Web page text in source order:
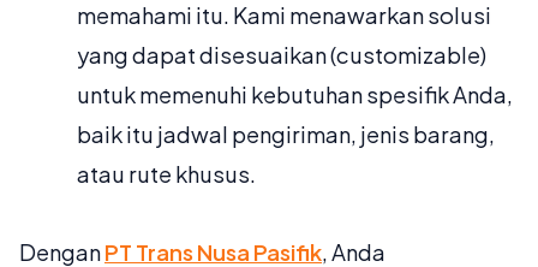
memahami itu. Kami menawarkan solusi
yang dapat disesuaikan (customizable)
untuk memenuhi kebutuhan spesifik Anda,
baik itu jadwal pengiriman, jenis barang,
atau rute khusus.
DenganPT Trans Nusa Pasifik, Anda